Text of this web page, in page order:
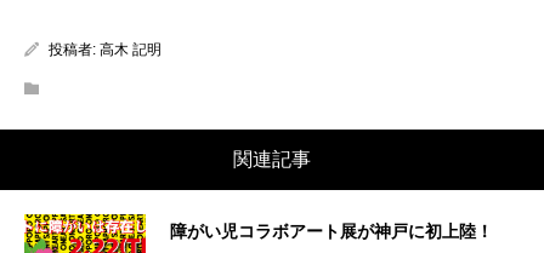
投稿者: 高木 記明
関連記事
障がい児コラボアート展が神戸に初上陸！